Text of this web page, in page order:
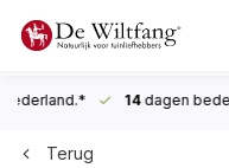
14dagen
Terug